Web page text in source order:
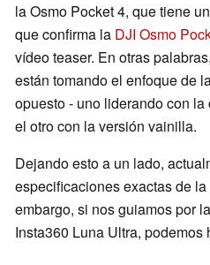
la Osmo Pocket 4, que tiene
que confirma la DJI Osmo
vídeo teaser. En otras
están tomando el enfoque de
opuesto - uno liderando con
el otro con la versión vainilla.
Dejando esto a un lado,
especificaciones exactas de
embargo, si nos guiamos por
Insta360 Luna Ultra, podemos